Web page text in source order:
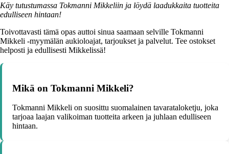
Käy tutustumassa Tokmanni Mikkeliin ja löydä laadukkaita tuotteita
edulliseen hintaan!
Toivottavasti tämä opas auttoi sinua saamaan selville Tokmanni
Mikkeli -myymälän aukioloajat, tarjoukset ja palvelut. Tee ostokset
helposti ja edullisesti Mikkelissä!
Mikä on Tokmanni Mikkeli?
Tokmanni Mikkeli on suosittu suomalainen tavarataloketju, joka
tarjoaa laajan valikoiman tuotteita arkeen ja juhlaan edulliseen
hintaan.